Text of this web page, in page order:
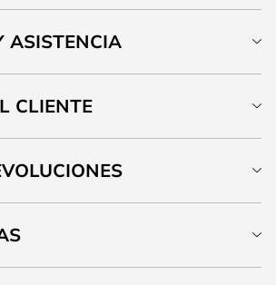
ASISTENCIA
CLIENTE